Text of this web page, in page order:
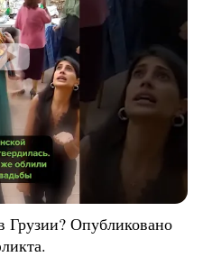
Грузии? Опубликовано